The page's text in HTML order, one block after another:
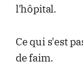
l'hôpital.
Ce qui s'est
de faim.